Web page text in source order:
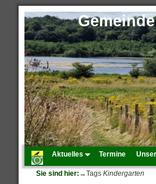
Aktuelles Termine
Sie sind hier: →Tags Kindergarten